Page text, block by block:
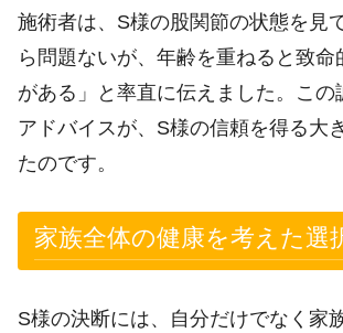
施術者は、S様の股関節の状態を見
ら問題ないが、年齢を重ねると致命
がある」と率直に伝えました。この
アドバイスが、S様の信頼を得る大
たのです。
家族全体の健康を考えた選
S様の決断には、自分だけでなく家